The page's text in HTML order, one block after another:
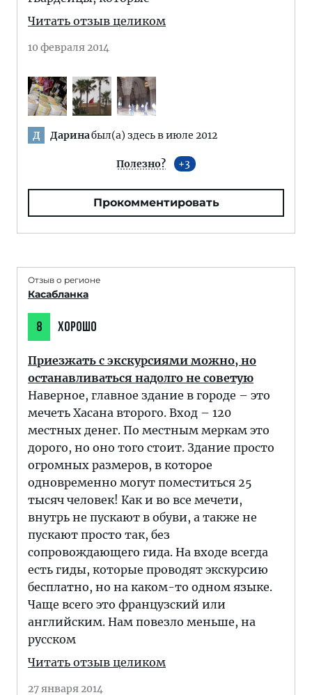
Читать отзыв целиком
10 февраля 2014
Д Даринабыл(а) здесь в июле 2012
Полезно? 3
Прокомментировать
Отзыв о регионе
Касабланка
8 ХОРОШО
Приезжать с экскурсиями можно, но
останавливаться надолго не советую
Наверное, главное здание в городе – это
мечеть Хасана второго. Вход – 120
местных денег. По местным меркам это
дорого, но оно того стоит. Здание просто
огромных размеров, в которое
одновременно могут поместиться 25
тысяч человек! Как и во все мечети,
внутрь не пускают в обуви, а также не
пускают просто так, без
сопровождающего гида. На входе всегда
есть гиды, которые проводят экскурсию
бесплатно, но на каком-то одном языке.
Чаще всего это французский или
английским. Нам повезло меньше, на
русском
Читать отзыв целиком
27 января 2014